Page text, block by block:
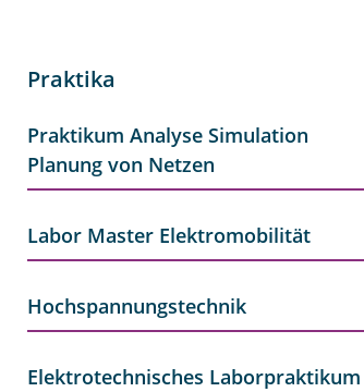
Praktika
Praktikum Analyse Simulation
Planung von Netzen
Labor Master Elektromobilität
Hochspannungstechnik
Elektrotechnisches Laborpraktikum